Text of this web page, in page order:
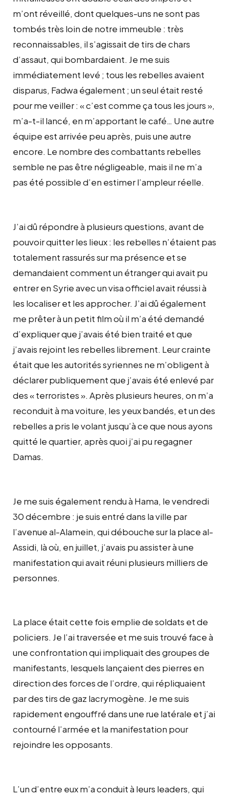
m’ont réveillé, dont quelques-uns ne sont pas
tombés très loin de notre immeuble : très
reconnaissables, il s’agissait de tirs de chars
d’assaut, qui bombardaient. Je me suis
immédiatement levé ; tous les rebelles avaient
disparus, Fadwa également ; un seul était resté
pour me veiller : « c’est comme ça tous les jours »,
m’a-t-il lancé, en m’apportant le café… Une autre
équipe est arrivée peu après, puis une autre
encore. Le nombre des combattants rebelles
semble ne pas être négligeable, mais il ne m’a
pas été possible d’en estimer l’ampleur réelle.
J’ai dû répondre à plusieurs questions, avant de
pouvoir quitter les lieux : les rebelles n’étaient pas
totalement rassurés sur ma présence et se
demandaient comment un étranger qui avait pu
entrer en Syrie avec un visa officiel avait réussi à
les localiser et les approcher. J’ai dû également
me prêter à un petit film où il m’a été demandé
d’expliquer que j’avais été bien traité et que
j’avais rejoint les rebelles librement. Leur crainte
était que les autorités syriennes ne m’obligent à
déclarer publiquement que j’avais été enlevé par
des « terroristes ». Après plusieurs heures, on m’a
reconduit à ma voiture, les yeux bandés, et un des
rebelles a pris le volant jusqu’à ce que nous ayons
quitté le quartier, après quoi j’ai pu regagner
Damas.
Je me suis également rendu à Hama, le vendredi
30 décembre : je suis entré dans la ville par
l’avenue al-Alamein, qui débouche sur la place al-
Assidi, là où, en juillet, j’avais pu assister à une
manifestation qui avait réuni plusieurs milliers de
personnes.
La place était cette fois emplie de soldats et de
policiers. Je l’ai traversée et me suis trouvé face à
une confrontation qui impliquait des groupes de
manifestants, lesquels lançaient des pierres en
direction des forces de l’ordre, qui répliquaient
par des tirs de gaz lacrymogène. Je me suis
rapidement engouffré dans une rue latérale et j’ai
contourné l’armée et la manifestation pour
rejoindre les opposants.
L’un d’entre eux m’a conduit à leurs leaders, qui